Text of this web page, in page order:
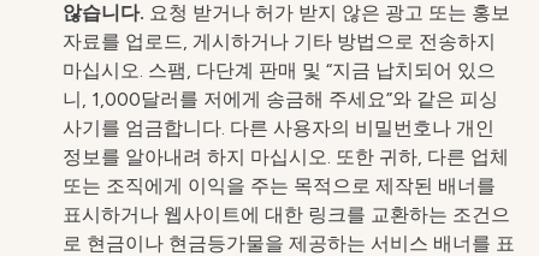
않습니다. 요청 받거나 허가 받지 않은 광고 또는 홍보
자료를 업로드, 게시하거나 기타 방법으로 전송하지
마십시오. 스팸, 다단계 판매 및 “지금 납치되어 있으
니, 1,000달러를 저에게 송금해 주세요”와 같은 피싱
사기를 엄금합니다. 다른 사용자의 비밀번호나 개인
정보를 알아내려 하지 마십시오. 또한 귀하, 다른 업체
또는 조직에게 이익을 주는 목적으로 제작된 배너를
표시하거나 웹사이트에 대한 링크를 교환하는 조건으
로 현금이나 현금등가물을 제공하는 서비스 배너를 표